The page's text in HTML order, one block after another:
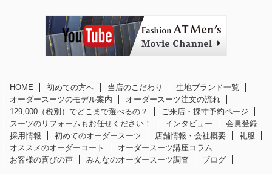
HOME 初めての方へ 当店のこだわり
生地ブランド一覧
オーダースーツのモデル案内
オーダースーツ注文の流れ
129,000（税別）でどこまで選べるの？
ご来店・採寸予約ページ
スーツのリフォームもお任せください！
インタビュー
会員登録
採用情報
初めてのオーダースーツ 店舗情報・会社概要
礼服
オススメのオーダーコート
オーダースーツ講座コラム
お客様の喜びの声
みんなのオーダースーツ調査 ブログ